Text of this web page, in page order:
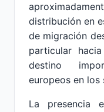
distribución en
de migración
particular
destino
europeos en los
La presencia